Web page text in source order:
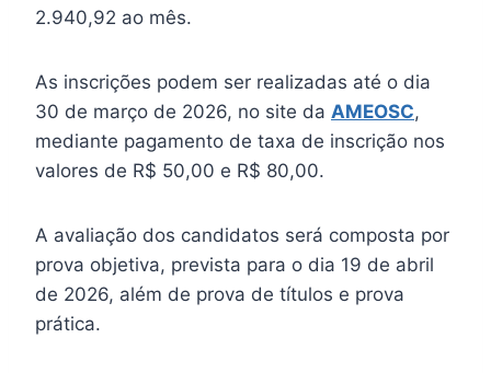
2.940,92 ao mês.
As inscrições podem ser realizadas até o dia
30 de março de 2026, no site da AMEOSC,
mediante pagamento de taxa de inscrição nos
valores de R$ 50,00 e R$ 80,00.
A avaliação dos candidatos será composta por
prova objetiva, prevista para o dia 19 de abril
de 2026, além de prova de títulos e prova
prática.